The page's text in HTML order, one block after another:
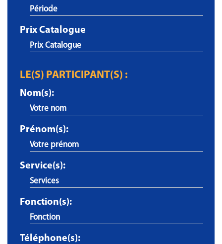
Prix Catalogue
LE(S) PARTICIPANT(S) :
Nom(s):
Prénom(s):
Service(s):
Fonction(s):
Téléphone(s):